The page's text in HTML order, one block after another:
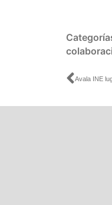
Ant